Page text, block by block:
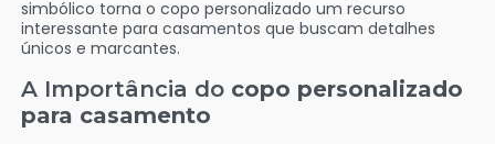
simbólico torna o copo personalizado um recurso
interessante para casamentos que buscam detalhes
únicos e marcantes.
A Importância do copo personalizado
para casamento